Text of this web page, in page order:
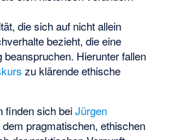
die sich auf nicht allein
bezieht, die eine
beanspruchen. Hierunter fallen
zu klärende ethische
finden sich beiJürgen
pragmatischen, ethischen